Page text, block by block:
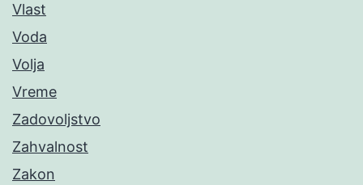
Vlast
Voda
Volja
Vreme
Zadovoljstvo
Zahvalnost
Zakon